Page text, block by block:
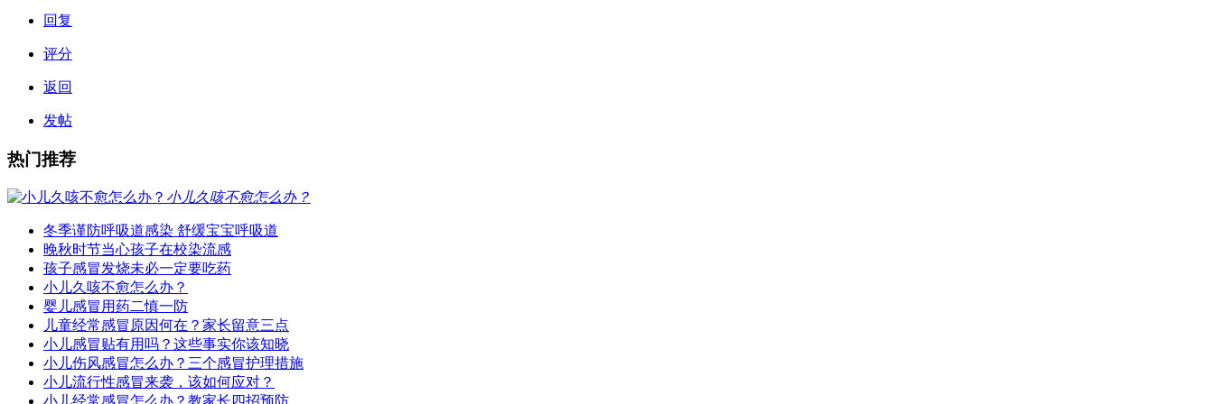
回复
评分
返回
发帖
热门推荐
小儿久咳不愈怎么办？
冬季谨防呼吸道感染 舒缓宝宝呼吸道
晚秋时节当心孩子在校染流感
孩子感冒发烧未必一定要吃药
小儿久咳不愈怎么办？
婴儿感冒用药二慎一防
儿童经常感冒原因何在？家长留意三点
小儿感冒贴有用吗？这些事实你该知晓
小儿伤风感冒怎么办？三个感冒护理措施
小儿流行性感冒来袭，该如何应对？
小儿经常感冒怎么办？教家长四招预防